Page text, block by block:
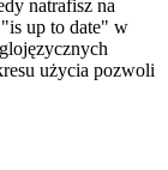
natrafisz na
up to date" w
użycia pozwoli